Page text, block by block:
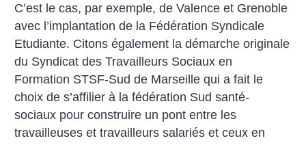
C’est le cas, par exemple, de Valence et Grenoble
avec l’implantation de la Fédération Syndicale
Etudiante. Citons également la démarche originale
du Syndicat des Travailleurs Sociaux en
Formation STSF-Sud de Marseille qui a fait le
choix de s’affilier à la fédération Sud santé-
sociaux pour construire un pont entre les
travailleuses et travailleurs salariés et ceux en